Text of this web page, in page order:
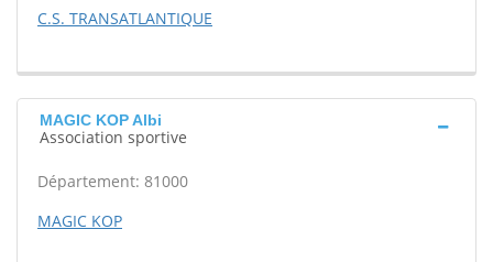
C.S. TRANSATLANTIQUE
MAGIC KOP Albi
Association sportive
Département: 81000
MAGIC KOP